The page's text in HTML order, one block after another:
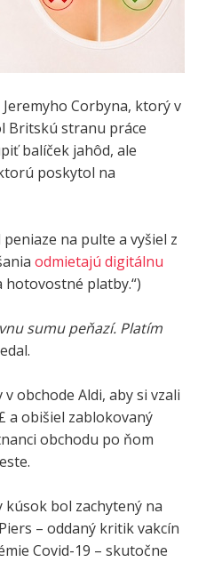
Corbyna, ktorý v
Britskú stranu práce
balíček jahôd, ale
poskytol na
na pulte a vyšiel z
odmietajú digitálnu
hotovostné platby.“)
sumu peňazí. Platím
obchode Aldi, aby si vzali
a obišiel zablokovaný
obchodu po ňom
bol zachytený na
– oddaný kritik vakcín
Covid-19 – skutočne